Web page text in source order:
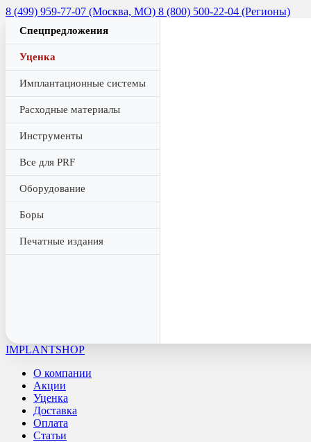
8 (499) 959-77-07 (Москва, МО) 8 (800) 500-22-04 (Регионы)
Спецпредложения
Уценка
Имплантационные системы
Расходные материалы
Инструменты
Все для PRF
Оборудование
Боры
Печатные издания
IMPLANTSHOP
О компании
Акции
Уценка
Доставка
Оплата
Статьи